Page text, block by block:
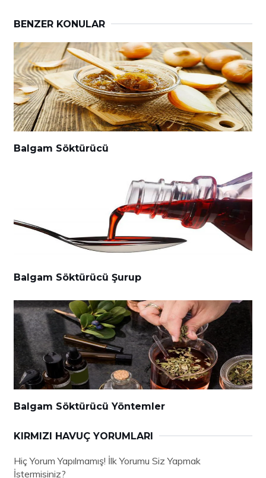
BENZER KONULAR
Balgam Söktürücü
Balgam Söktürücü Şurup
Balgam Söktürücü Yöntemler
KIRMIZI HAVUÇ YORUMLARI
Hiç Yorum Yapılmamış! İlk Yorumu Siz Yapmak
İstermisiniz?